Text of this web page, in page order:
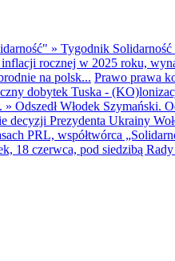
» Tygodnik
rocznej w 2025 roku,
na polsk... Prawo prawa
dobytek Tuska -
» Odszedł Włodek Szymański.
Prezydenta Ukrainy
PRL, współtwórca
18 czerwca, pod siedzibą